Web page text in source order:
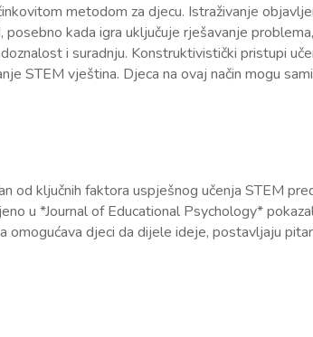
metodom za djecu. Istraživanje
kada igra uključuje rješavanje
i suradnju. Konstruktivistički pristupi
STEM vještina. Djeca na ovaj način mogu
od ključnih faktora uspješnog učenja STEM
u *Journal of Educational Psychology*
omogućava djeci da dijele ideje, postavljaju